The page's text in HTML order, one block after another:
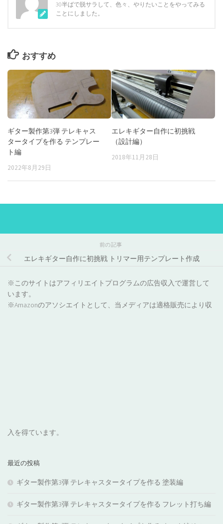
30半ばで脱サラして、色々、やりたいことをやってみる
ことにしました。
おすすめ
ギター製作第3弾 テレキャス
タータイプを作る テンプレー
ト編
2022年8月29日
エレキギター自作に初挑戦
（設計編）
2018年11月28日
前の記事
エレキギター自作に初挑戦 トリマー用テンプレート作成
※このサイトはアフィリエイトプログラムの広告収入で運営して
います。
※Amazonのアソシエイトとして、当メディアは適格販売により収
入を得ています。
最近の投稿
ギター製作第3弾 テレキャスタータイプを作る 塗装編
ギター製作第3弾 テレキャスタータイプを作る フレット打ち編